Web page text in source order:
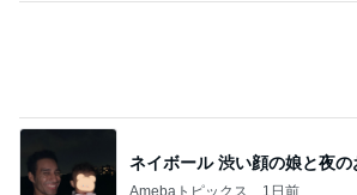
つけてみて気づく室温のエグ
Amebaトピックス 9時間前